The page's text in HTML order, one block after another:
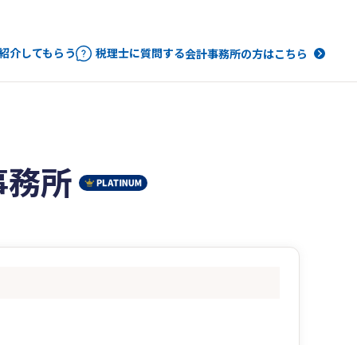
介してもらう 税理士に質問する会計事務所の方はこちら
所